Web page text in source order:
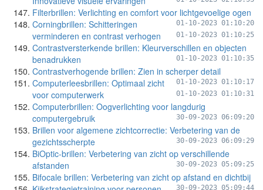
Filterbrillen: Verlichting en comfort voor lichtgevoelige ogen
01-10-2023 01:10:20
Corningbrillen: Schitteringen
verminderen en contrast verhogen
01-10-2023 01:10:25
Contrastversterkende brillen: Kleurverschillen en objecten
benadrukken
01-10-2023 01:10:35
Contrastverhogende brillen: Zien in scherper detail
01-10-2023 01:10:17
Computerleesbrillen: Optimaal zicht
voor computerwerk
01-10-2023 01:10:31
Computerbrillen: Oogverlichting voor langdurig
computergebruik
30-09-2023 06:09:20
Brillen voor algemene zichtcorrectie: Verbetering van de
gezichtsscherpte
30-09-2023 06:09:29
BiOptic-brillen: Verbetering van zicht op verschillende
afstanden
30-09-2023 05:09:25
Bifocale brillen: Verbetering van zicht op afstand en dichtbij
30-09-2023 05:09:44